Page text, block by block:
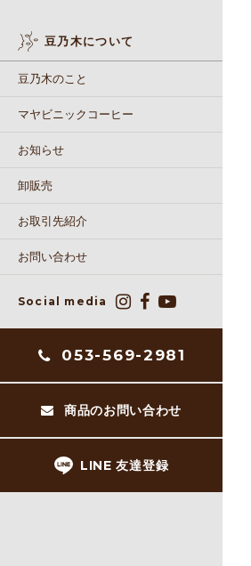
豆乃木について
豆乃木のこと
マヤビニックコーヒー
お知らせ
卸販売
お取引先紹介
お問い合わせ
Social media
053-569-2981
商品のお問い合わせ
LINE 友達登録